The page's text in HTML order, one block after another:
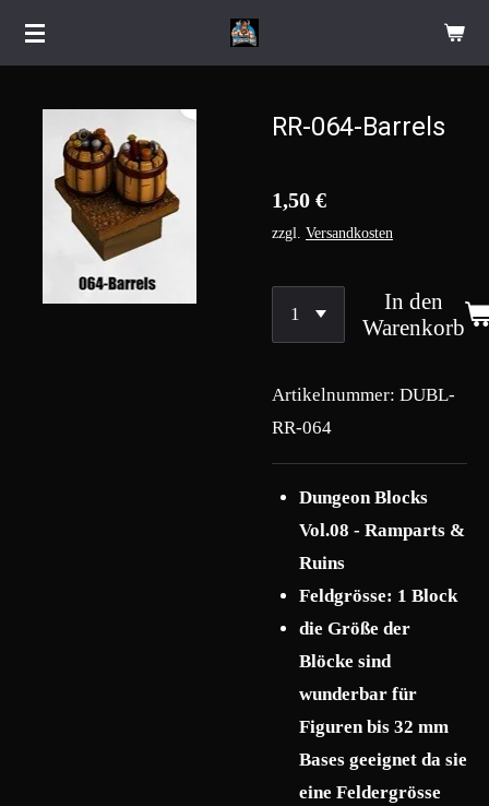
Zum
RR-064-Barrels
1,50 €
zzgl. Versandkosten
In den
Warenkorb
Artikelnummer: DUBL-
RR-064
Dungeon Blocks
Vol.08 - Ramparts &
Ruins
Feldgrösse: 1 Block
die Größe der
Blöcke sind
wunderbar für
Figuren bis 32 mm
Bases geeignet da sie
eine Feldergrösse